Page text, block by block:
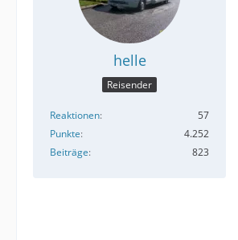
helle
Reisender
Reaktionen
57
Punkte
4.252
Beiträge
823